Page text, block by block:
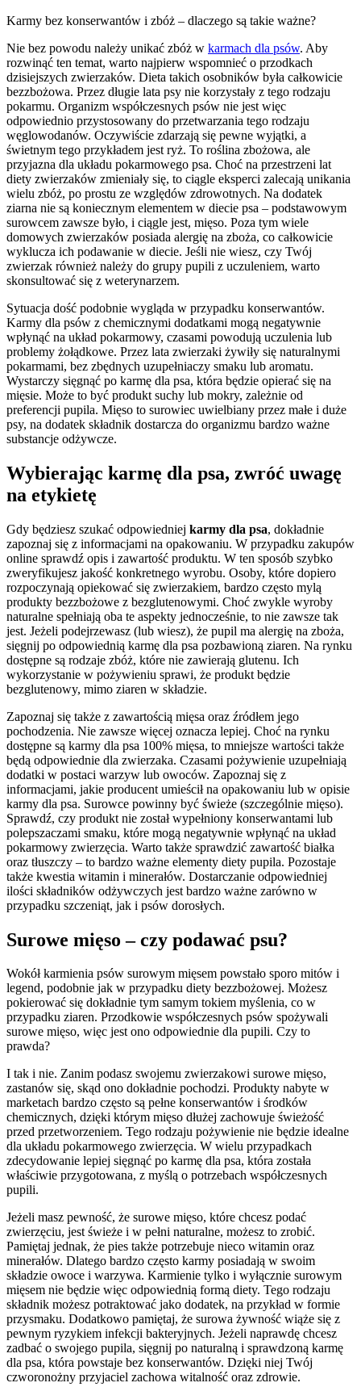
Karmy bez konserwantów i zbóż – dlaczego są takie ważne?
Nie bez powodu należy unikać zbóż w karmach dla psów. Aby
rozwinąć ten temat, warto najpierw wspomnieć o przodkach
dzisiejszych zwierzaków. Dieta takich osobników była całkowicie
bezzbożowa. Przez długie lata psy nie korzystały z tego rodzaju
pokarmu. Organizm współczesnych psów nie jest więc
odpowiednio przystosowany do przetwarzania tego rodzaju
węglowodanów. Oczywiście zdarzają się pewne wyjątki, a
świetnym tego przykładem jest ryż. To roślina zbożowa, ale
przyjazna dla układu pokarmowego psa. Choć na przestrzeni lat
diety zwierzaków zmieniały się, to ciągle eksperci zalecają unikania
wielu zbóż, po prostu ze względów zdrowotnych. Na dodatek
ziarna nie są koniecznym elementem w diecie psa – podstawowym
surowcem zawsze było, i ciągle jest, mięso. Poza tym wiele
domowych zwierzaków posiada alergię na zboża, co całkowicie
wyklucza ich podawanie w diecie. Jeśli nie wiesz, czy Twój
zwierzak również należy do grupy pupili z uczuleniem, warto
skonsultować się z weterynarzem.
Sytuacja dość podobnie wygląda w przypadku konserwantów.
Karmy dla psów z chemicznymi dodatkami mogą negatywnie
wpłynąć na układ pokarmowy, czasami powodują uczulenia lub
problemy żołądkowe. Przez lata zwierzaki żywiły się naturalnymi
pokarmami, bez zbędnych uzupełniaczy smaku lub aromatu.
Wystarczy sięgnąć po karmę dla psa, która będzie opierać się na
mięsie. Może to być produkt suchy lub mokry, zależnie od
preferencji pupila. Mięso to surowiec uwielbiany przez małe i duże
psy, na dodatek składnik dostarcza do organizmu bardzo ważne
substancje odżywcze.
Wybierając karmę dla psa, zwróć uwagę
na etykietę
Gdy będziesz szukać odpowiedniej karmy dla psa, dokładnie
zapoznaj się z informacjami na opakowaniu. W przypadku zakupów
online sprawdź opis i zawartość produktu. W ten sposób szybko
zweryfikujesz jakość konkretnego wyrobu. Osoby, które dopiero
rozpoczynają opiekować się zwierzakiem, bardzo często mylą
produkty bezzbożowe z bezglutenowymi. Choć zwykle wyroby
naturalne spełniają oba te aspekty jednocześnie, to nie zawsze tak
jest. Jeżeli podejrzewasz (lub wiesz), że pupil ma alergię na zboża,
sięgnij po odpowiednią karmę dla psa pozbawioną ziaren. Na rynku
dostępne są rodzaje zbóż, które nie zawierają glutenu. Ich
wykorzystanie w pożywieniu sprawi, że produkt będzie
bezglutenowy, mimo ziaren w składzie.
Zapoznaj się także z zawartością mięsa oraz źródłem jego
pochodzenia. Nie zawsze więcej oznacza lepiej. Choć na rynku
dostępne są karmy dla psa 100% mięsa, to mniejsze wartości także
będą odpowiednie dla zwierzaka. Czasami pożywienie uzupełniają
dodatki w postaci warzyw lub owoców. Zapoznaj się z
informacjami, jakie producent umieścił na opakowaniu lub w opisie
karmy dla psa. Surowce powinny być świeże (szczególnie mięso).
Sprawdź, czy produkt nie został wypełniony konserwantami lub
polepszaczami smaku, które mogą negatywnie wpłynąć na układ
pokarmowy zwierzęcia. Warto także sprawdzić zawartość białka
oraz tłuszczy – to bardzo ważne elementy diety pupila. Pozostaje
także kwestia witamin i minerałów. Dostarczanie odpowiedniej
ilości składników odżywczych jest bardzo ważne zarówno w
przypadku szczeniąt, jak i psów dorosłych.
Surowe mięso – czy podawać psu?
Wokół karmienia psów surowym mięsem powstało sporo mitów i
legend, podobnie jak w przypadku diety bezzbożowej. Możesz
pokierować się dokładnie tym samym tokiem myślenia, co w
przypadku ziaren. Przodkowie współczesnych psów spożywali
surowe mięso, więc jest ono odpowiednie dla pupili. Czy to
prawda?
I tak i nie. Zanim podasz swojemu zwierzakowi surowe mięso,
zastanów się, skąd ono dokładnie pochodzi. Produkty nabyte w
marketach bardzo często są pełne konserwantów i środków
chemicznych, dzięki którym mięso dłużej zachowuje świeżość
przed przetworzeniem. Tego rodzaju pożywienie nie będzie idealne
dla układu pokarmowego zwierzęcia. W wielu przypadkach
zdecydowanie lepiej sięgnąć po karmę dla psa, która została
właściwie przygotowana, z myślą o potrzebach współczesnych
pupili.
Jeżeli masz pewność, że surowe mięso, które chcesz podać
zwierzęciu, jest świeże i w pełni naturalne, możesz to zrobić.
Pamiętaj jednak, że pies także potrzebuje nieco witamin oraz
minerałów. Dlatego bardzo często karmy posiadają w swoim
składzie owoce i warzywa. Karmienie tylko i wyłącznie surowym
mięsem nie będzie więc odpowiednią formą diety. Tego rodzaju
składnik możesz potraktować jako dodatek, na przykład w formie
przysmaku. Dodatkowo pamiętaj, że surowa żywność wiąże się z
pewnym ryzykiem infekcji bakteryjnych. Jeżeli naprawdę chcesz
zadbać o swojego pupila, sięgnij po naturalną i sprawdzoną karmę
dla psa, która powstaje bez konserwantów. Dzięki niej Twój
czworonożny przyjaciel zachowa witalność oraz zdrowie.